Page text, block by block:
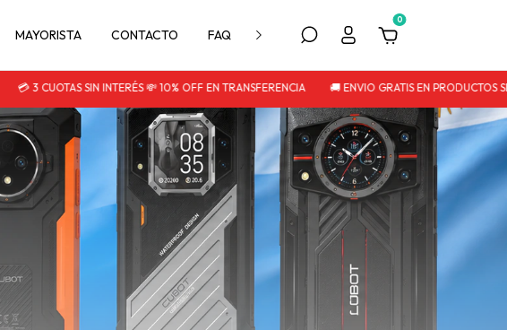
MAYORISTA CONTACTO FAQ POLITICA DE DEVOLUCIÓN
0
💳 3 CUOTAS SIN INTERÉS 💸 10% OFF EN TRANSFERENCIA 🚚 ENVIO GRATIS EN PRODUCTOS